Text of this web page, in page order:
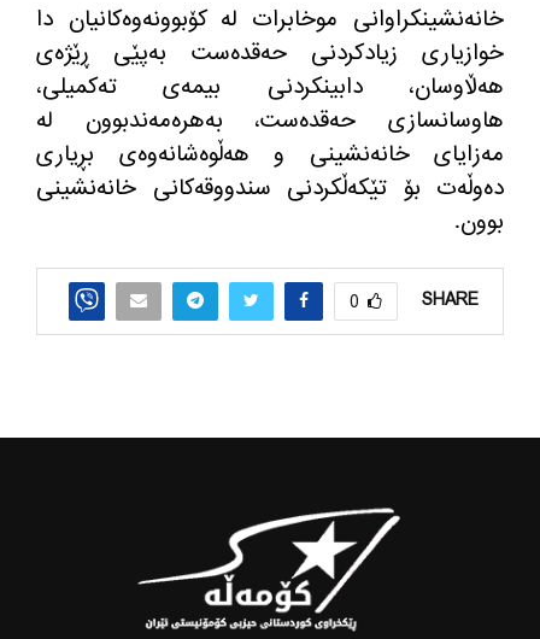
خانه‌نشینكراوانی موخابرات له‌ كۆبوونه‌وه‌كانیان دا
خوازیاری زیادكردنی حه‌قده‌ست به‌پێی ڕێژه‌ی
هه‌ڵاوسان، دابینكردنی بیمه‌ی ته‌كمیلی،
هاوسانسازی حه‌قده‌ست، به‌هره‌مه‌ندبوون له‌
مه‌زایای خانه‌نشینی و هه‌ڵوه‌شانه‌وه‌ی بڕیاری
ده‌وڵه‌ت بۆ تێكه‌ڵكردنی سندووقه‌كانی خانه‌نشینی
بوون.
SHARE
0